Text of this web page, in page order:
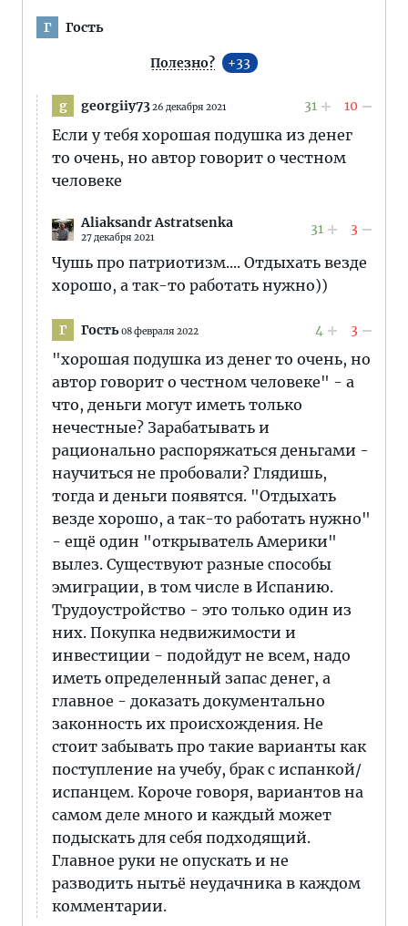
Г Гость
Полезно? 33
g georgiiy7326 декабря 2021 31 10
Если у тебя хорошая подушка из денег
то очень, но автор говорит о честном
человеке
Aliaksandr Astratsenka
27 декабря 2021
31 3
Чушь про патриотизм.... Отдыхать везде
хорошо, а так-то работать нужно))
Г Гость08 февраля 2022 4 3
"хорошая подушка из денег то очень, но
автор говорит о честном человеке" - а
что, деньги могут иметь только
нечестные? Зарабатывать и
рационально распоряжаться деньгами -
научиться не пробовали? Глядишь,
тогда и деньги появятся. "Отдыхать
везде хорошо, а так-то работать нужно"
- ещё один "открыватель Америки"
вылез. Существуют разные способы
эмиграции, в том числе в Испанию.
Трудоустройство - это только один из
них. Покупка недвижимости и
инвестиции - подойдут не всем, надо
иметь определенный запас денег, а
главное - доказать документально
законность их происхождения. Не
стоит забывать про такие варианты как
поступление на учебу, брак с испанкой/
испанцем. Короче говоря, вариантов на
самом деле много и каждый может
подыскать для себя подходящий.
Главное руки не опускать и не
разводить нытьё неудачника в каждом
комментарии.